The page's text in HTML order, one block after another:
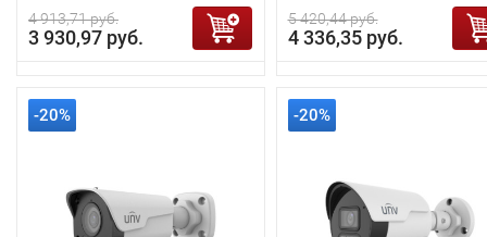
4 913,71 руб.
3 930,97 руб.
5 420,44 руб.
4 336,35 руб.
-20% -20%